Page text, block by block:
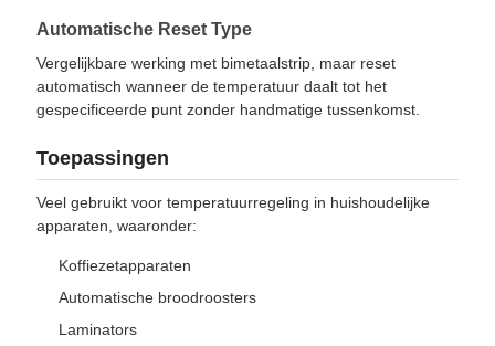
Automatische Reset Type
Vergelijkbare werking met bimetaalstrip, maar reset
automatisch wanneer de temperatuur daalt tot het
gespecificeerde punt zonder handmatige tussenkomst.
Toepassingen
Veel gebruikt voor temperatuurregeling in huishoudelijke
apparaten, waaronder:
Koffiezetapparaten
Automatische broodroosters
Laminators